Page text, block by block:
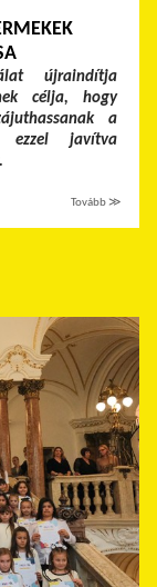
újraindítja
célja, hogy
a
ezzel javítva
Tovább ≫